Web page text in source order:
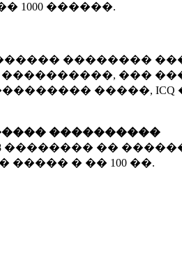
1000 ������.
��������
���
�����,
����������
�������� ��
����� � �� 100 ��.